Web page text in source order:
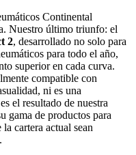
Continental
Nuestro último triunfo: el
2, desarrollado no solo para
para todo el año,
superior en cada curva.
compatible con
ni es una
el resultado de nuestra
gama de productos para
cartera actual sean